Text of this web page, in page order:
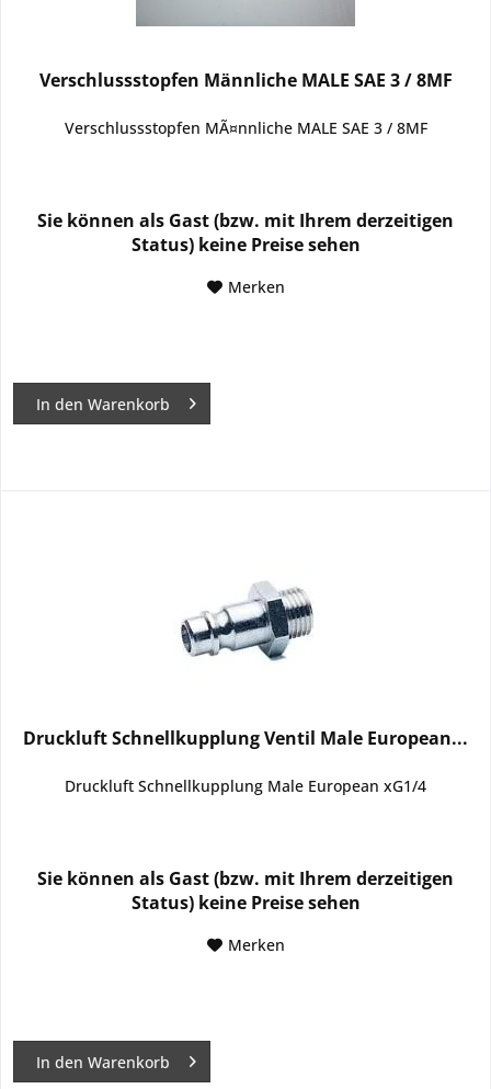
Verschlussstopfen Männliche MALE SAE 3 / 8MF
Verschlussstopfen MÃ¤nnliche MALE SAE 3 / 8MF
Sie können als Gast (bzw. mit Ihrem derzeitigen
Status) keine Preise sehen
Merken
In den Warenkorb
Druckluft Schnellkupplung Ventil Male European...
Druckluft Schnellkupplung Male European xG1/4
Sie können als Gast (bzw. mit Ihrem derzeitigen
Status) keine Preise sehen
Merken
In den Warenkorb